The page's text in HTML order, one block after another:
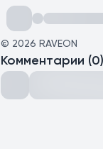
© 2026 RAVEON
Комментарии (0)